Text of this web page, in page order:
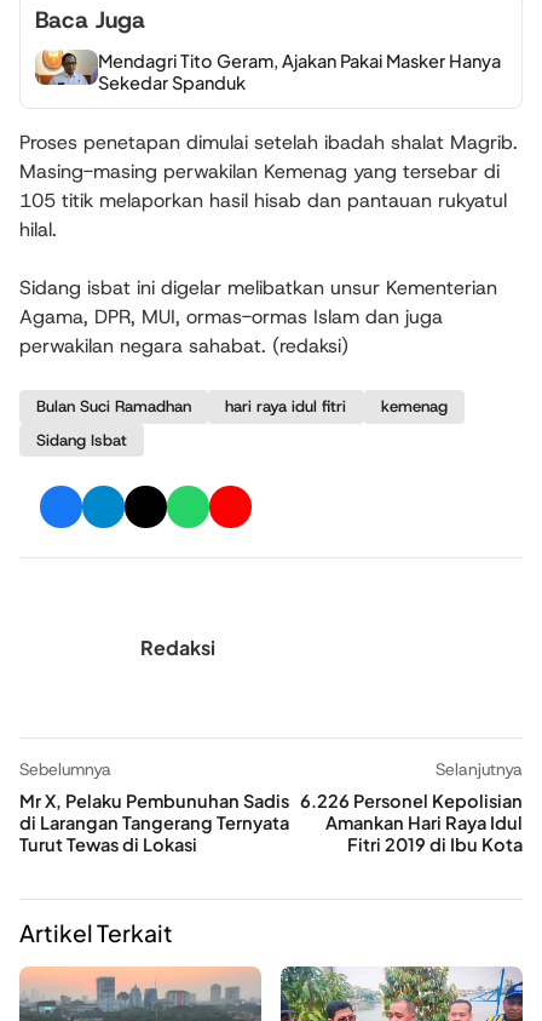
Baca Juga
Mendagri Tito Geram, Ajakan Pakai Masker Hanya
Sekedar Spanduk
Proses penetapan dimulai setelah ibadah shalat Magrib.
Masing-masing perwakilan Kemenag yang tersebar di
105 titik melaporkan hasil hisab dan pantauan rukyatul
hilal.
Sidang isbat ini digelar melibatkan unsur Kementerian
Agama, DPR, MUI, ormas-ormas Islam dan juga
perwakilan negara sahabat. (redaksi)
Bulan Suci Ramadhan hari raya idul fitri
kemenag
Sidang Isbat
Redaksi
Sebelumnya
Mr X, Pelaku Pembunuhan Sadis
di Larangan Tangerang Ternyata
Turut Tewas di Lokasi
Selanjutnya
6.226 Personel Kepolisian
Amankan Hari Raya Idul
Fitri 2019 di Ibu Kota
Artikel Terkait